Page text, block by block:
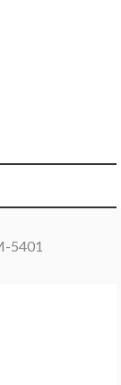
5401